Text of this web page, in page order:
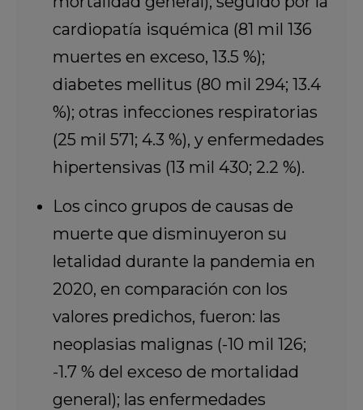
cardiopatía isquémica (81 mil 136
muertes en exceso, 13.5 %);
diabetes mellitus (80 mil 294; 13.4
%); otras infecciones respiratorias
(25 mil 571; 4.3 %), y enfermedades
hipertensivas (13 mil 430; 2.2 %).
Los cinco grupos de causas de
muerte que disminuyeron su
letalidad durante la pandemia en
2020, en comparación con los
valores predichos, fueron: las
neoplasias malignas (-10 mil 126;
-1.7 % del exceso de mortalidad
general); las enfermedades